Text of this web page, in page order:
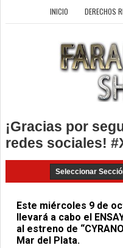
INICIO DERECHOS
¡Gracias por
redes sociales!
Este miércoles 9 de
llevará a cabo el
al estreno de
Mar del Plata.